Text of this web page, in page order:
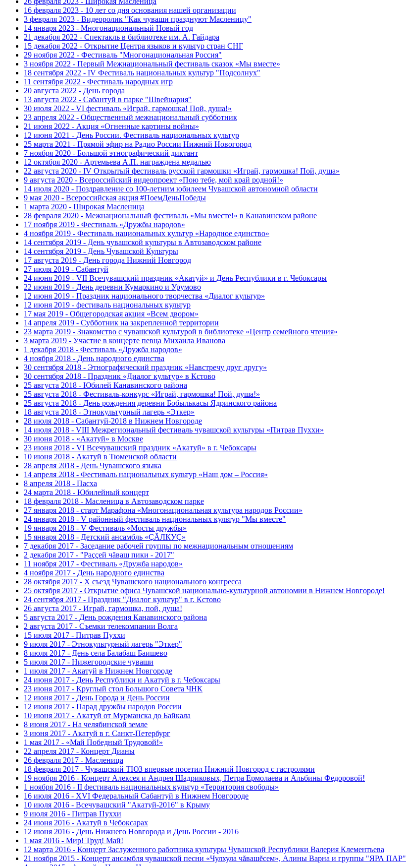
16 февраля 2023 - 10 лет со дня основания нашей организации
3 февраля 2023 - Видеоролик "Как чуваши празднуют Масленицу"
14 января 2023 - Многонациональный Новый год
21 декабря 2022 - Спектакль в библиотеке им. А. Гайдара
15 декабря 2022 - Открытие Центра языков и культур стран СНГ
29 ноября 2022 - Фестиваль "Многонациональная Россия"
3 ноября 2022 - Первый Межнациональный фестиваль сказок «Мы вместе»
18 сентября 2022 - IV Фестиваль национальных культур "Подсолнух"
11 сентября 2022 - Фестиваль народных игр
20 августа 2022 - День города
13 августа 2022 - Сабантуй в парке "Швейцария"
30 июля 2022 - VI фестиваль «Играй, гармошка! Пой, душа!»
23 апреля 2022 - Общественный межнациональный субботник
21 июня 2022 - Акция «Огненные картины войны»
12 июня 2021 - День России. Фестиваль национальных культур
25 марта 2021 - Прямой эфир на Радио России Нижний Новогород
7 ноября 2020 - Большой этнографический диктант
12 октября 2020 - Артемьева А.П. награждена медалью
22 августа 2020 - IV Открытый фестиваль русской гармошки «Играй, гармошка! Пой, душа»
9 августа 2020 - Всероссийский видеопроект «Пою тебе, мой край родной!»
14 июля 2020 - Поздравление со 100-летним юбилеем Чувашской автономной области
9 мая 2020 - Всероссийская акция #ПоемДеньПобеды
1 марта 2020 - Широкая Масленица
28 февраля 2020 - Межнациональный фестиваль «Мы вместе!» в Канавинском районе
17 ноября 2019 - Фестиваль «Дружбы народов»
4 ноября 2019 - Фестиваль национальных культур «Народное единство»
14 сентября 2019 - День чувашской культуры в Автозаводском районе
14 сентября 2019 - День Чувашской Культуры
17 августа 2019 - День города Нижний Новгород
27 июля 2019 - Сабантуй
24 июня 2019 - VII Всечувашский праздник «Акатуй» и День Республики в г. Чебоксары
22 июня 2019 - День деревни Кумаркино и Урумово
12 июня 2019 - Праздник национального творчества «Диалог культур»
12 июня 2019 - фестиваль национальных культур
17 мая 2019 - Общегородская акция «Всем двором»
14 апреля 2019 - Субботник на закрепленной территории
23 марта 2019 - Знакомство с чувашской культурой в библиотеке «Центр семейного чтения»
3 марта 2019 - Участие в концерте певца Михаила Иванова
1 декабря 2018 - Фестиваль «Дружба народов»
4 ноября 2018 - День народного единства
30 сентября 2018 - Этнографический праздник «Навстречу друг другу»
30 сентября 2018 - Праздник «Диалог культур» в Кстово
25 августа 2018 - Юбилей Канавинского района
25 августа 2018 - Фестиваль-конкурс «Играй, гармошка! Пой, душа!»
25 августа 2018 - День рождения деревни Бобылькасы Ядринского района
18 августа 2018 - Этнокультурный лагерь «Эткер»
28 июля 2018 - Сабантуй-2018 в Нижнем Новгороде
14 июля 2018 - VIII Межрегиональный фестиваль чувашской культуры «Питрав Пуххи»
30 июня 2018 - «Акатуй» в Москве
23 июня 2018 - VI Всечувашский праздник «Акатуй» в г. Чебоксары
10 июня 2018 - Акатуй в Тюменской области
28 апреля 2018 - День Чувашского языка
14 апреля 2018 - Фестиваль национальных культур «Наш дом – Россия»
8 апреля 2018 - Пасха
24 марта 2018 - Юбилейный концерт
18 февраля 2018 - Масленица в Автозаводском парке
27 января 2018 - старт Марафона «Многонациональная культура народов России»
24 января 2018 - V районный фестиваль национальных культур "Мы вместе"
19 января 2018 - V Фестиваль «Мосты дружбы»
15 января 2018 - Детский ансамбль «ÇӐЛКУÇ»
7 декабря 2017 - Заседание рабочей группы по межнациональным отношениям
2 декабря 2017 - "Раççей чăваш пики - 2017"
11 ноября 2017 - Фестиваль «Дружба народов»
4 ноября 2017 - День народного единства
28 октября 2017 - Х съезд Чувашского национального конгресса
25 октября 2017 - Открытие офиса Чувашской национально-культурной автономии в Нижнем Новгороде!
24 сентября 2017 - Праздник "Диалог культур" в г. Кстово
26 августа 2017 - Играй, гармошка, пой, душа!
5 августа 2017 - День рождения Канавинского района
2 августа 2017 - Съемки телекомпании Волга
15 июля 2017 - Питрав Пуххи
9 июля 2017 - Этнокультурный лагерь "Эткер"
8 июля 2017 - День села Балабаш Баишево
5 июля 2017 - Нижегородские чуваши
1 июля 2017 - Акатуй в Нижнем Новгороде
24 июня 2017 - День Республики и Акатуй в г. Чебоксары
23 июня 2017 - Круглый стол Большого Совета ЧНК
12 июня 2017 - День Города и День России
12 июня 2017 - Парад дружбы народов России
10 июня 2017 - Акатуй от Мурманска до Байкала
8 июня 2017 - На челябинской земле
3 июня 2017 - Акатуй в г. Санкт-Петербург
1 мая 2017 - «Май Победный Трудовой!»
22 апреля 2017 - Концерт Дианы
26 февраля 2017 - Масленица
18 февраля 2017 - Чувашский ТЮЗ впервые посетил Нижний Новгород с гастролями
19 ноября 2016 - Концерт Алексея и Андрея Шадриковых, Петра Ермолаева и Альбины Федоровой!
1 ноября 2016 - II фестиваль национальных культур «Территория свободы»
16 июля 2016 - XVI Федеральный Сабантуй в Нижнем Новгороде
10 июля 2016 - Всечувашский "Акатуй-2016" в Крыму
9 июля 2016 - Питрав Пуххи
24 июня 2016 - Акатуй в Чебоксарах
12 июня 2016 - День Нижнего Новгорода и День России - 2016
1 мая 2016 - Мир! Труд! Май!
12 марта 2016 - Концерт Заслуженного работника культуры Чувашской Республики Валерия Клементьева
21 ноября 2015 - Концерт ансамбля чувашской песни «Чулхула чăвашĕсем», Алины Варна и группы "ЯРА ПАР"